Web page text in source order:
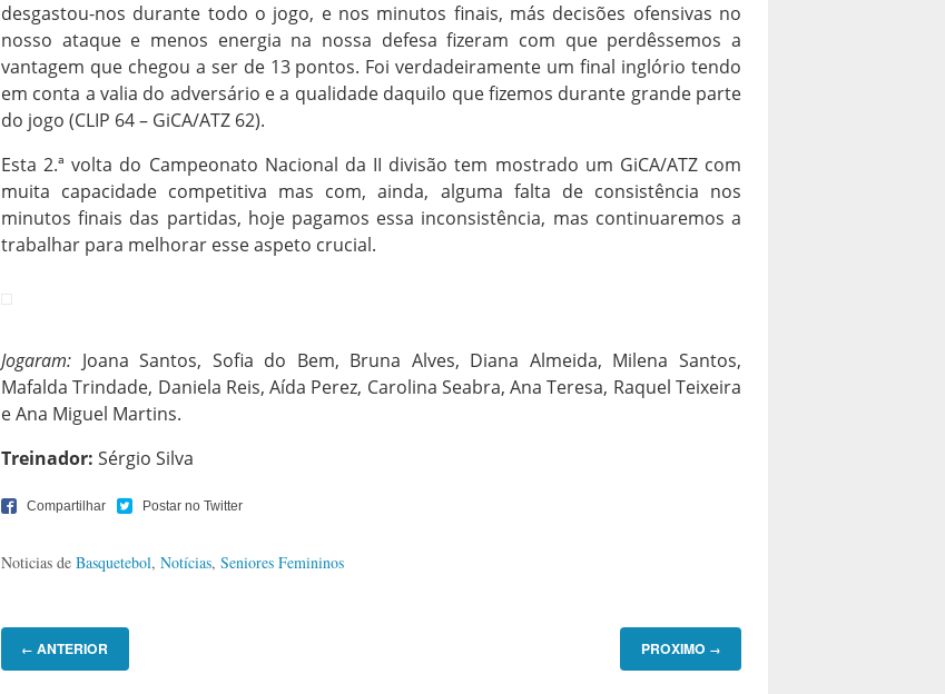
desgastou-nos durante todo o jogo, e nos minutos finais, más decisões ofensivas no
nosso ataque e menos energia na nossa defesa fizeram com que perdêssemos a
vantagem que chegou a ser de 13 pontos. Foi verdadeiramente um final inglório tendo
em conta a valia do adversário e a qualidade daquilo que fizemos durante grande parte
do jogo (CLIP 64 – GiCA/ATZ 62).
Esta 2.ª volta do Campeonato Nacional da II divisão tem mostrado um GiCA/ATZ com
muita capacidade competitiva mas com, ainda, alguma falta de consistência nos
minutos finais das partidas, hoje pagamos essa inconsistência, mas continuaremos a
trabalhar para melhorar esse aspeto crucial.
Jogaram:Joana Santos, Sofia do Bem, Bruna Alves, Diana Almeida, Milena Santos,
Mafalda Trindade, Daniela Reis, Aída Perez, Carolina Seabra, Ana Teresa, Raquel Teixeira
e Ana Miguel Martins.
Treinador: Sérgio Silva
Noticias de Basquetebol, Notícias, Seniores Femininos
← ANTERIOR PROXIMO →